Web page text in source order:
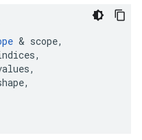
& scope,
,
,
,